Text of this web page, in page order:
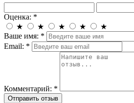
Оценка: *
★
★ ★ ★
★
Ваше имя: *
Email: *
Комментарий: *
Отправить отзыв